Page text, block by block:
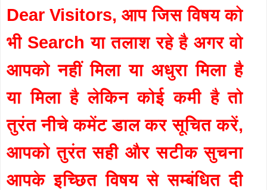
Dear Visitors, आप जिस विषय को
भी Search या तलाश रहे है अगर वो
आपको नहीं मिला या अधुरा मिला है
या मिला है लेकिन कोई कमी है तो
तुरंत नीचे कमेंट डाल कर सूचित करें,
आपको तुरंत सही और सटीक सुचना
आपके इच्छित विषय से सम्बंधित दी